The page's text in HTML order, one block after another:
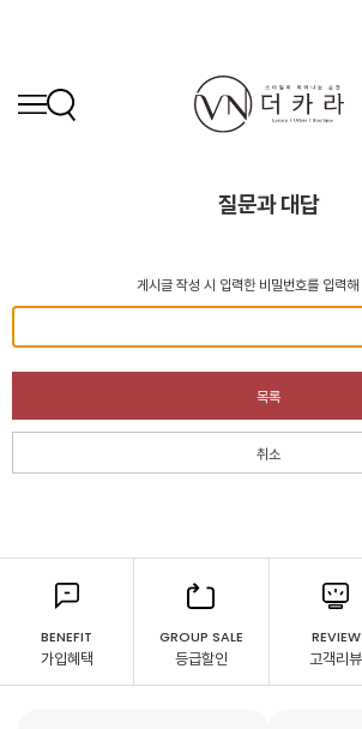
질문과 대답
게시글 작성 시 입력한 비밀번호를 입력해
목록
취소
BENEFIT
가입혜택
GROUP SALE
등급할인
REVIEW
고객리뷰